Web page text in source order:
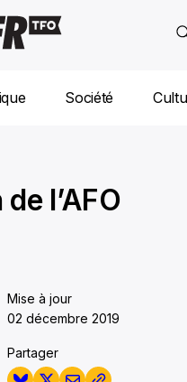
Société
l’AFO
Mise à jour
02 décembre 2019
Partager